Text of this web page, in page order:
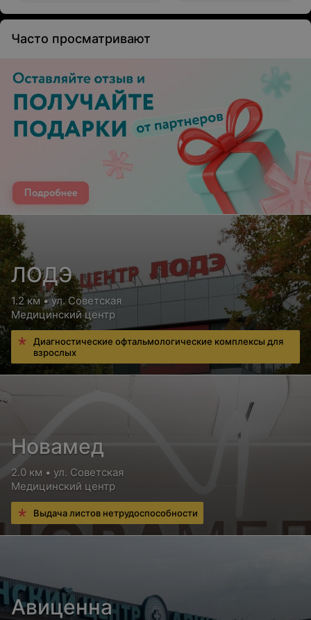
Часто просматривают
ЛОДЭ
1.2 км • ул. Советская
Медицинский центр
Диагностические офтальмологические комплексы для
взрослых
Новамед
2.0 км • ул. Советская
Медицинский центр
Выдача листов нетрудоспособности
Авиценна